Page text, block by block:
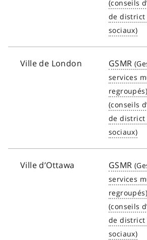
Ville de London GSMR
Ville d’Ottawa GSMR